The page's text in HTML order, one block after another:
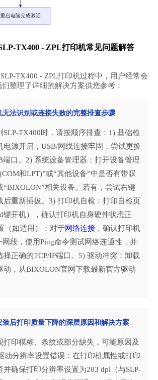
TX400 - ZPL打印机常见问题解答
TX400 - ZPL打印机过程中，用户经常会
整理了详细的解决方案供您参考：
无法识别或连接失败的完整排查步骤
SLP-TX400时，请按顺序排查：1) 基础检
电源开启，USB/网线连接牢固，尝试更换
端口。2) 系统设备管理器：打开设备管理
和LPT)”或“其他设备”中是否有带叹
“BIXOLON”相关设备。若有，尝试右键
后重新插拔。3) 打印机自检：打印自检页
键开机），确认打印机自身硬件状态正
（如适用）：对于网络连接，确认打印机
网段，使用Ping命令测试网络连通性，并
择正确的TCP/IP端口。5) 驱动冲突：卸载
动，从BIXOLON官网下载最新官方驱动
装后打印质量下降的深层原因和解决方案
打印模糊、条纹或部分缺失，可能原因及
动分辨率设置错误：在打印机属性或打印
并确保打印分辨率设置为203 dpi（与SLP-